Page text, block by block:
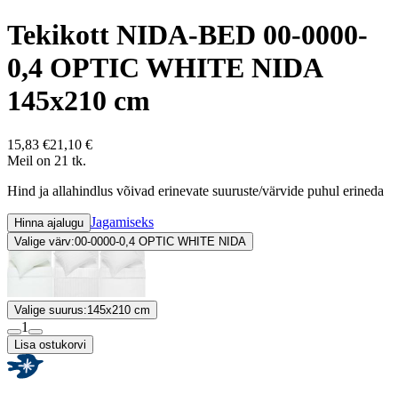
Tekikott NIDA-BED 00-0000-
0,4 OPTIC WHITE NIDA
145x210 cm
15,83 €21,10 €
Meil on 21 tk.
Hind ja allahindlus võivad erinevate suuruste/värvide puhul erineda
Hinna ajalugu Jagamiseks
Valige värv:00-0000-0,4 OPTIC WHITE NIDA
Valige suurus:145x210 cm
1
Lisa ostukorvi